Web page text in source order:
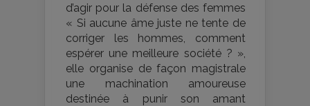
d’agir pour la défense des femmes
« Si aucune âme juste ne tente de
corriger les hommes, comment
espérer une meilleure société ? »,
elle organise de façon magistrale
une machination amoureuse
destinée à punir son amant